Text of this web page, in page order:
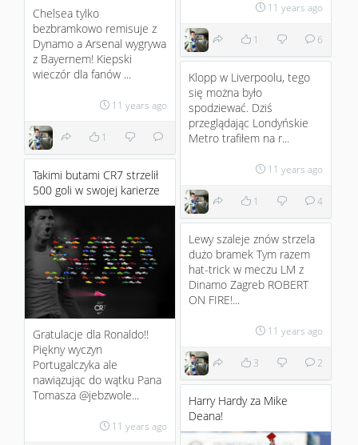
11 years ago
1 6
Chelsea tylko
bezbramkowo remisuje z
Dynamo a Arsenal wygrywa
z Bayernem! Kiepski
wieczór dla fanów ...
11 years ago
1
Klopp w Liverpoolu, tego
się można było
spodziewać. Dziś
przeglądając Londyńskie
Metro trafiłem na r...
11 years ago
1 4
Takimi butami CR7 strzelił
500 goli w swojej karierze
Gratulacje dla Ronaldo!!
Piękny wyczyn
Portugalczyka ale
nawiązując do wątku Pana
Tomasza @jebzwole...
11 years ago
Lewy szaleje znów strzela
dużo bramek Tym razem
hat-trick w meczu LM z
Dinamo Zagreb ROBERT
ON FIRE!...
11 years ago
3 2
Harry Hardy za Mike
Deana!